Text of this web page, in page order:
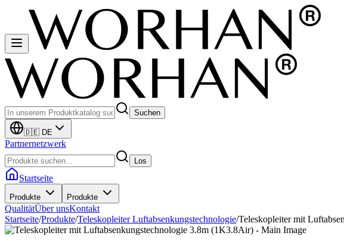
Suchen
🇩🇪 DE
Partnernetzwerk
Los
Startseite
Produkte Produkte
QualitätÜber unsKontakt
Startseite/Produkte/Teleskopleiter Luftabsenkungstechnologie/Teleskopleiter mit